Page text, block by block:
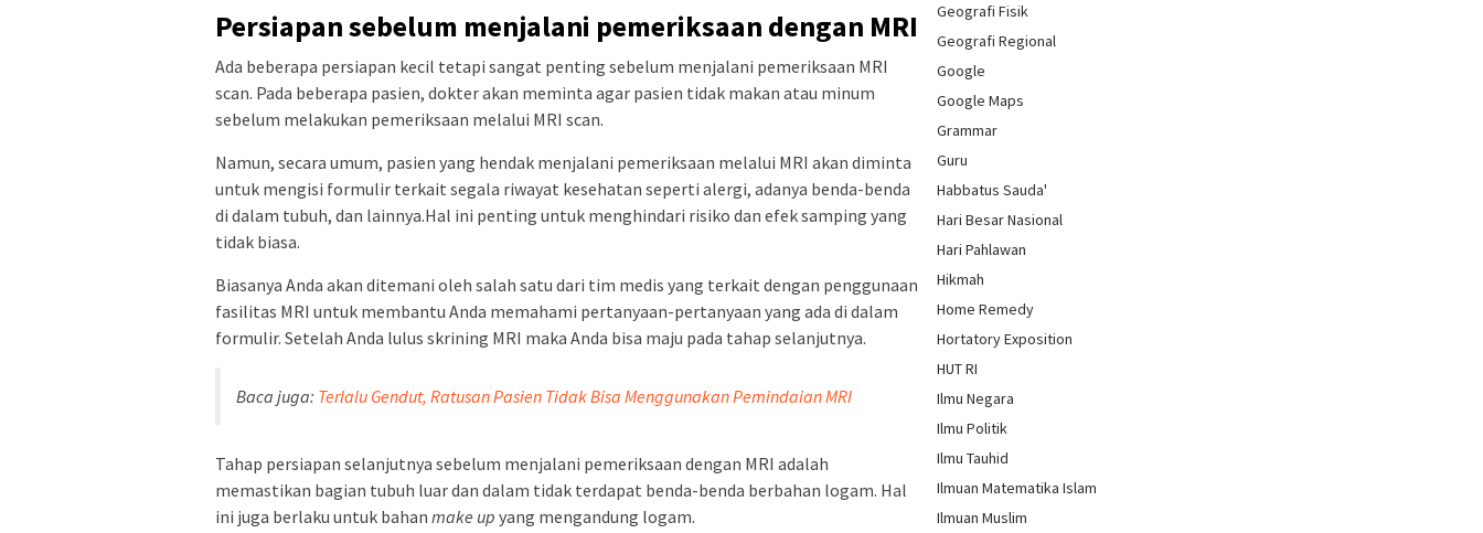
Persiapan sebelum menjalani pemeriksaan dengan MRI
Ada beberapa persiapan kecil tetapi sangat penting sebelum menjalani pemeriksaan MRI
scan. Pada beberapa pasien, dokter akan meminta agar pasien tidak makan atau minum
sebelum melakukan pemeriksaan melalui MRI scan.
Namun, secara umum, pasien yang hendak menjalani pemeriksaan melalui MRI akan diminta
untuk mengisi formulir terkait segala riwayat kesehatan seperti alergi, adanya benda-benda
di dalam tubuh, dan lainnya.Hal ini penting untuk menghindari risiko dan efek samping yang
tidak biasa.
Biasanya Anda akan ditemani oleh salah satu dari tim medis yang terkait dengan penggunaan
fasilitas MRI untuk membantu Anda memahami pertanyaan-pertanyaan yang ada di dalam
formulir. Setelah Anda lulus skrining MRI maka Anda bisa maju pada tahap selanjutnya.
Baca juga: Terlalu Gendut, Ratusan Pasien Tidak Bisa Menggunakan Pemindaian MRI
Tahap persiapan selanjutnya sebelum menjalani pemeriksaan dengan MRI adalah
memastikan bagian tubuh luar dan dalam tidak terdapat benda-benda berbahan logam. Hal
ini juga berlaku untuk bahan make up yang mengandung logam.
Geografi Fisik
Geografi Regional
Google
Google Maps
Grammar
Guru
Habbatus Sauda'
Hari Besar Nasional
Hari Pahlawan
Hikmah
Home Remedy
Hortatory Exposition
HUT RI
Ilmu Negara
Ilmu Politik
Ilmu Tauhid
Ilmuan Matematika Islam
Ilmuan Muslim